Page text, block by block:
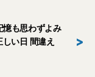
憶も思わずよみ
い日 間違え
>